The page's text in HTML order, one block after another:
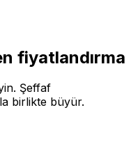
fiyatlandırma
Şeffaf
birlikte büyür.